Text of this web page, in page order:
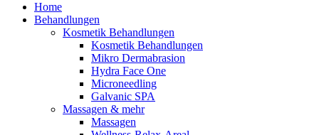
Home
Behandlungen
Kosmetik Behandlungen
Kosmetik Behandlungen
Mikro Dermabrasion
Hydra Face One
Microneedling
Galvanic SPA
Massagen & mehr
Massagen